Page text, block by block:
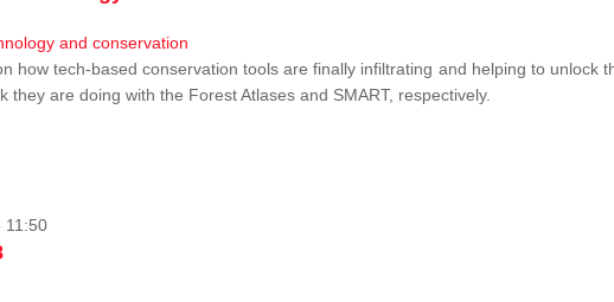
how tech-based conservation tools are finally infiltrating and helping to
they are doing with the Forest Atlases and SMART, respectively.
11:50